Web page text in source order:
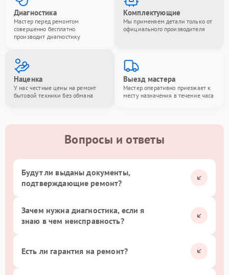
Диагностика
Мастер перед ремонтом
совершенно бесплатно
производит диагностику
Комплектующие
Мы применяем детали только от
официального производителя
Наценка
У нас честные цены на ремонт
бытовой техники без обмана
Выезд мастера
Мастер оперативно приезжает к
месту назначения в течение часа
Вопросы и ответы
Будут ли выданы документы,
подтверждающие ремонт?
Зачем нужна диагностика, если я
знаю в чем неисправность?
Есть ли гарантия на ремонт?